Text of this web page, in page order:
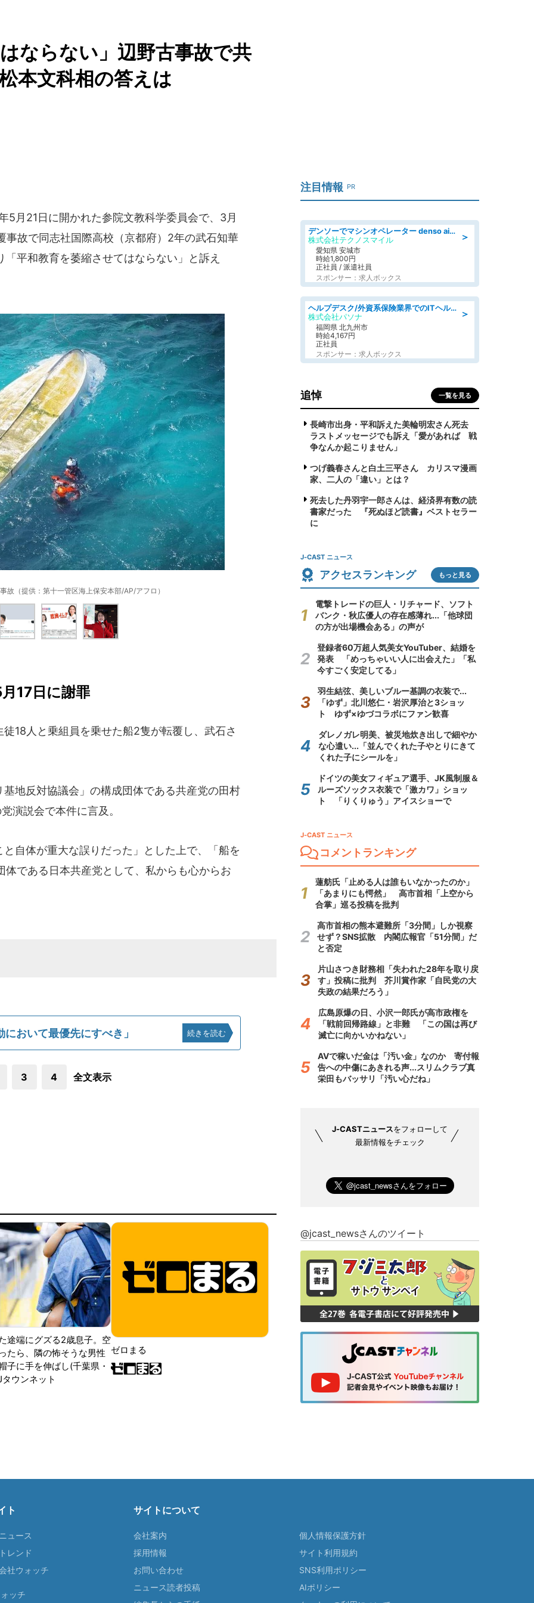
ならない」辺野古事故で共
本文科相の答えは
月21日に開かれた参院文教科学委員会で、3月
事故で同志社国際高校（京都府）2年の武石知華
平和教育を萎縮させてはならない」と訴え
故（提供：第十一管区海上保安本部/AP/アフロ）
17日に謝罪
18人と乗組員を乗せた船2隻が転覆し、武石さ
地反対協議会」の構成団体である共産党の田村
演説会で本件に言及。
自体が重大な誤りだった」とした上で、「船を
である日本共産党として、私からも心からお
おいて最優先にすべき」 続きを読む
3 4 全文表示
途端にグズる2歳息子。空
たら、隣の怖そうな男性
子に手を伸ばし(千葉県・
ウンネット
ゼロまる
注目情報 PR
＞
デンソーでマシンオペレーター denso aichi
株式会社テクノスマイル
愛知県 安城市
時給1,800円
正社員 / 派遣社員
スポンサー：求人ボックス
＞
ヘルプデスク/外資系保険業界でのITヘルプデスク業務/駅近/即日勤務可/ヘルプデスク
株式会社パソナ
福岡県 北九州市
時給4,167円
正社員
スポンサー：求人ボックス
追悼 一覧を見る
長崎市出身・平和訴えた美輪明宏さん死去
ラストメッセージでも訴え「愛があれば 戦
争なんか起こりません」
つげ義春さんと白土三平さん カリスマ漫画
家、二人の「違い」とは？
死去した丹羽宇一郎さんは、経済界有数の読
書家だった 『死ぬほど読書』ベストセラー
に
J-CAST ニュース
アクセスランキング もっと見る
電撃トレードの巨人・リチャード、ソフト
バンク・秋広優人の存在感薄れ...「他球団
の方が出場機会ある」の声が
登録者60万超人気美女YouTuber、結婚を
発表 「めっちゃいい人に出会えた」「私
今すごく安定してる」
羽生結弦、美しいブルー基調の衣装で...
「ゆず」北川悠仁・岩沢厚治と3ショッ
ト ゆず×ゆづコラボにファン歓喜
ダレノガレ明美、被災地炊き出しで細やか
な心遣い...「並んでくれた子やとりにきて
くれた子にシールを」
ドイツの美女フィギュア選手、JK風制服＆
ルーズソックス衣装で「激カワ」ショッ
ト 「りくりゅう」アイスショーで
J-CAST ニュース
コメントランキング
蓮舫氏「止める人は誰もいなかったのか」
「あまりにも愕然」 高市首相「上空から
合掌」巡る投稿を批判
高市首相の熊本避難所「3分間」しか視察
せず？SNS拡散 内閣広報官「51分間」だ
と否定
片山さつき財務相「失われた28年を取り戻
す」投稿に批判 芥川賞作家「自民党の大
失政の結果だろう」
広島原爆の日、小沢一郎氏が高市政権を
「戦前回帰路線」と非難 「この国は再び
滅亡に向かいかねない」
AVで稼いだ金は「汚い金」なのか 寄付報
告への中傷にあきれる声...スリムクラブ真
栄田もバッサリ「汚い心だね」
J-CASTニュースをフォローして
最新情報をチェック
@jcast_newsさんのツイート
ト
ュース
レンド
社ウォッチ
ッチ
サイトについて
会社案内
採用情報
お問い合わせ
ニュース読者投稿
個人情報保護方針
サイト利用規約
SNS利用ポリシー
AIポリシー